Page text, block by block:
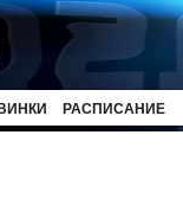
РАСПИСАНИЕ